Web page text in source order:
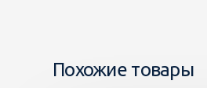
Похожие товары